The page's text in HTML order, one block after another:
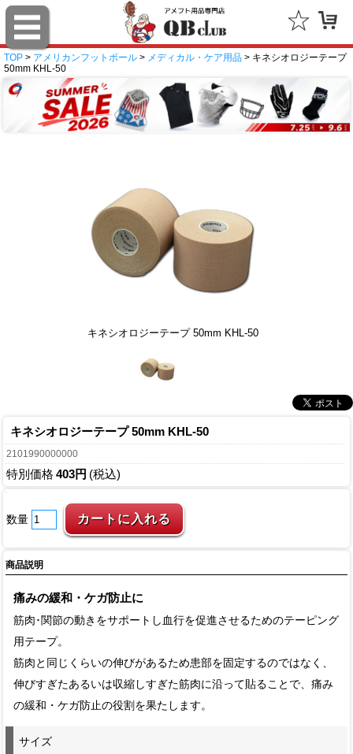
TOP > アメリカンフットボール > メディカル・ケア用品 > キネシオロジーテープ
50mm KHL-50
キネシオロジーテープ 50mm KHL-50
キネシオロジーテープ 50mm KHL-50
2101990000000
特別価格 403円 (税込)
数量
商品説明
痛みの緩和・ケガ防止に
筋肉･関節の動きをサポートし血行を促進させるためのテーピング
用テープ。
筋肉と同じくらいの伸びがあるため患部を固定するのではなく、
伸びすぎたあるいは収縮しすぎた筋肉に沿って貼ることで、痛み
の緩和・ケガ防止の役割を果たします。
サイズ